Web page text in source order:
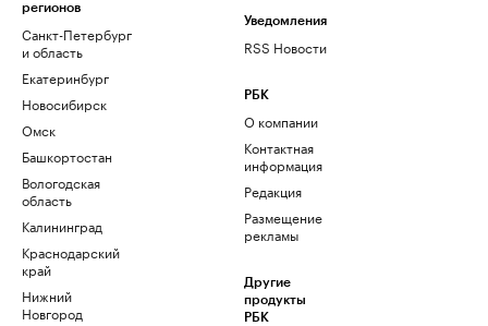
регионов
Санкт-Петербург
и область
Екатеринбург
Новосибирск
Омск
Башкортостан
Вологодская
область
Калининград
Краснодарский
край
Нижний
Новгород
Уведомления
RSS Новости
РБК
О компании
Контактная
информация
Редакция
Размещение
рекламы
Другие
продукты
РБК